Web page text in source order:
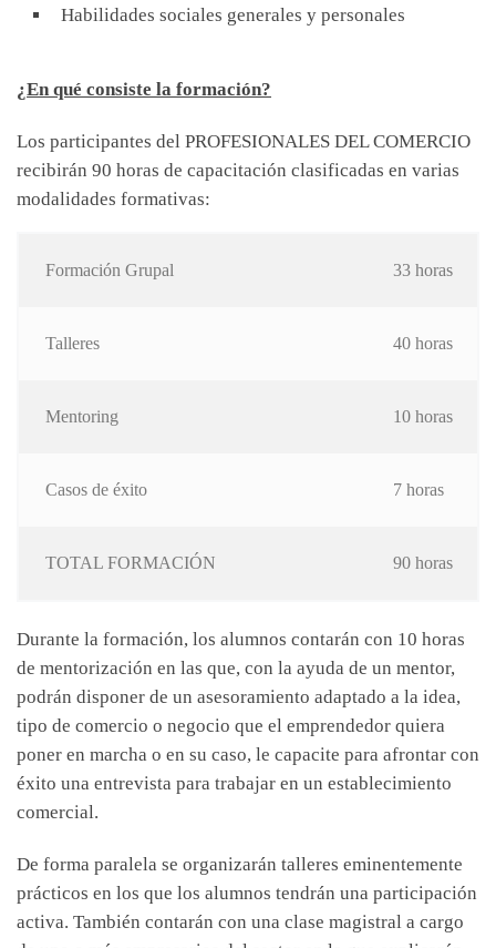
Habilidades sociales generales y personales
¿En qué consiste la formación?
Los participantes del PROFESIONALES DEL COMERCIO
recibirán 90 horas de capacitación clasificadas en varias
modalidades formativas:
Formación Grupal 33 horas
Talleres 40 horas
Mentoring 10 horas
Casos de éxito 7 horas
TOTAL FORMACIÓN 90 horas
Durante la formación, los alumnos contarán con 10 horas
de mentorización en las que, con la ayuda de un mentor,
podrán disponer de un asesoramiento adaptado a la idea,
tipo de comercio o negocio que el emprendedor quiera
poner en marcha o en su caso, le capacite para afrontar con
éxito una entrevista para trabajar en un establecimiento
comercial.
De forma paralela se organizarán talleres eminentemente
prácticos en los que los alumnos tendrán una participación
activa. También contarán con una clase magistral a cargo